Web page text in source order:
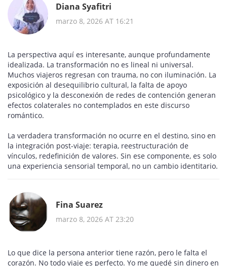
Diana Syafitri
marzo 8, 2026 AT 16:21
La perspectiva aquí es interesante, aunque profundamente
idealizada. La transformación no es lineal ni universal.
Muchos viajeros regresan con trauma, no con iluminación. La
exposición al desequilibrio cultural, la falta de apoyo
psicológico y la desconexión de redes de contención generan
efectos colaterales no contemplados en este discurso
romántico.
La verdadera transformación no ocurre en el destino, sino en
la integración post-viaje: terapia, reestructuración de
vínculos, redefinición de valores. Sin ese componente, es solo
una experiencia sensorial temporal, no un cambio identitario.
Fina Suarez
marzo 8, 2026 AT 23:20
Lo que dice la persona anterior tiene razón, pero le falta el
corazón. No todo viaje es perfecto. Yo me quedé sin dinero en